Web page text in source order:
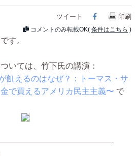
ツイート Facebook
印刷
コメントのみ転載OK( 条件はこちら )
す。
いては、竹下氏の講演：
飢えるのはなぜ？：トーマス・サ
で買えるアメリカ民主主義〜 で